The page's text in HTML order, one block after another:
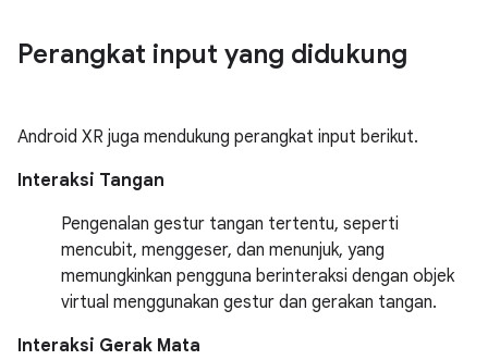
Perangkat input yang didukung
Android XR juga mendukung perangkat input berikut.
Interaksi Tangan
Pengenalan gestur tangan tertentu, seperti
mencubit, menggeser, dan menunjuk, yang
memungkinkan pengguna berinteraksi dengan objek
virtual menggunakan gestur dan gerakan tangan.
Interaksi Gerak Mata